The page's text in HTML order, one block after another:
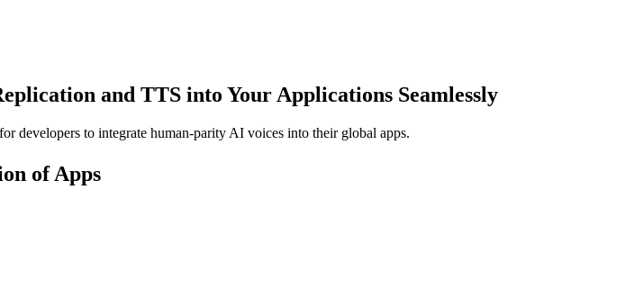
and TTS into Your Applications Seamlessly
developers to integrate human-parity AI voices into their global apps.
of Apps